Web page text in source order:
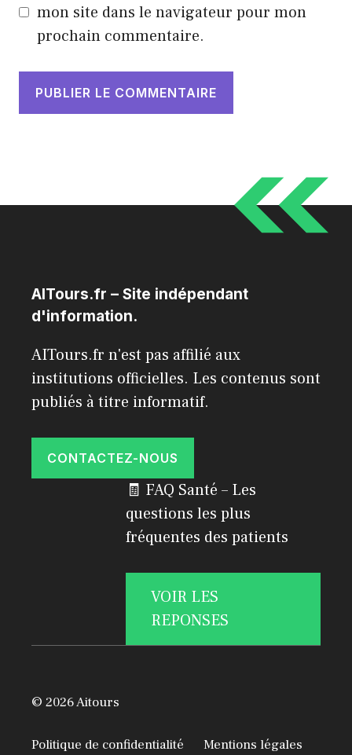
mon site dans le navigateur pour mon
prochain commentaire.
AITours.fr – Site indépendant
d'information.
AITours.fr n'est pas affilié aux
institutions officielles. Les contenus sont
publiés à titre informatif.
CONTACTEZ-NOUS
🧾 FAQ Santé – Les
questions les plus
fréquentes des patients
VOIR LES
REPONSES
© 2026 Aitours
Politique de confidentialité Mentions légales